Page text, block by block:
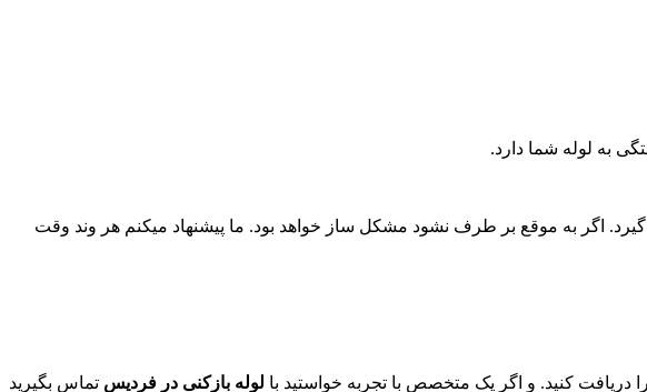
به لوله شما دارد.
اگر به موقع بر طرف نشود مشکل ساز خواهد بود. ما پیشنهاد میکنم هر وند وقت
دریافت کنید. و اگر یک متخصص با تجربه خواستید با لوله بازکنی در فردیس تماس بگیرید